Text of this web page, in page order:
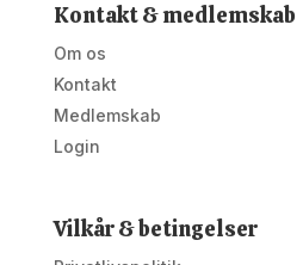
Kontakt & medlemskab
Om os
Kontakt
Medlemskab
Login
Vilkår & betingelser